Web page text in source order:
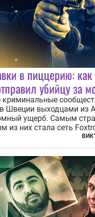
в пиццерию:
убийцу за
криминальные
Швеции выходцами из
ущерб. Самым
из них стала сеть
только убивают и
их на наркотики, но и
более страшное —